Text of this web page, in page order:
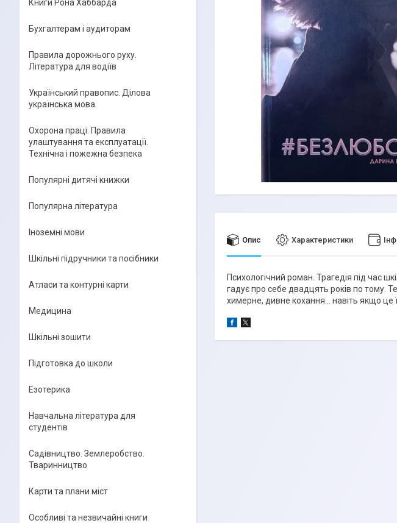
Опис Характеристики
Психологічний роман. Трагедія під час
гадує про себе двадцять років по тому.
химерне, дивне кохання… навіть якщо це
Книги Рона Хаббарда
Бухгалтерам і аудиторам
Правила дорожнього руху.
Література для водіїв
Український правопис. Ділова
українська мова
Охорона праці. Правила
улаштування та експлуатації.
Технічна і пожежна безпека
Популярні дитячі книжки
Популярна література
Іноземні мови
Шкільні підручники та посібники
Атласи та контурні карти
Медицина
Шкільні зошити
Підготовка до школи
Езотерика
Навчальна література для
студентів
Садівництво. Землеробство.
Тваринництво
Карти та плани міст
Особливі та незвичайні книги